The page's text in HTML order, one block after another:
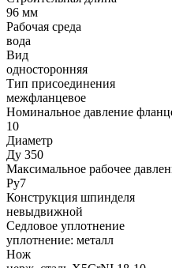
96 мм
Рабочая среда
вода
Вид
односторонняя
Тип присоединения
межфланцевое
Номинальное давление
10
Диаметр
Ду 350
Максимальное рабочее
Ру7
Конструкция шпинделя
невыдвижной
Седловое уплотнение
уплотнение: металл
Нож